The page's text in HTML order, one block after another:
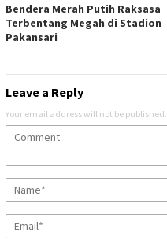
Bendera Merah Putih Raksasa
Terbentang Megah di Stadion
Pakansari
Leave a Reply
Your email address will not be published.